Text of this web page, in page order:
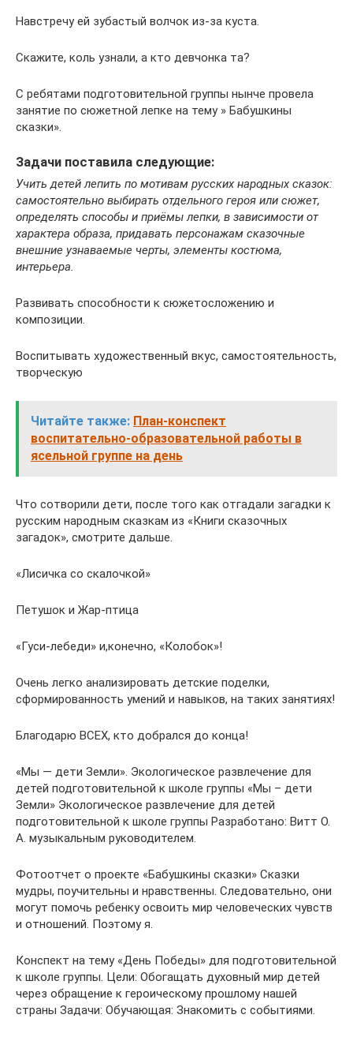
Навстречу ей зубастый волчок из-за куста.
Скажите, коль узнали, а кто девчонка та?
С ребятами подготовительной группы нынче провела
занятие по сюжетной лепке на тему » Бабушкины
сказки».
Задачи поставила следующие:
Учить детей лепить по мотивам русских народных сказок:
самостоятельно выбирать отдельного героя или сюжет,
определять способы и приёмы лепки, в зависимости от
характера образа, придавать персонажам сказочные
внешние узнаваемые черты, элементы костюма,
интерьера.
Развивать способности к сюжетосложению и
композиции.
Воспитывать художественный вкус, самостоятельность,
творческую
Читайте также: План-конспект
воспитательно-образовательной работы в
ясельной группе на день
Что сотворили дети, после того как отгадали загадки к
русским народным сказкам из «Книги сказочных
загадок», смотрите дальше.
«Лисичка со скалочкой»
Петушок и Жар-птица
«Гуси-лебеди» и,конечно, «Колобок»!
Очень легко анализировать детские поделки,
сформированность умений и навыков, на таких занятиях!
Благодарю ВСЕХ, кто добрался до конца!
«Мы — дети Земли». Экологическое развлечение для
детей подготовительной к школе группы «Мы – дети
Земли» Экологическое развлечение для детей
подготовительной к школе группы Разработано: Витт О.
А. музыкальным руководителем.
Фотоотчет о проекте «Бабушкины сказки» Сказки
мудры, поучительны и нравственны. Следовательно, они
могут помочь ребенку освоить мир человеческих чувств
и отношений. Поэтому я.
Конспект на тему «День Победы» для подготовительной
к школе группы. Цели: Обогащать духовный мир детей
через обращение к героическому прошлому нашей
страны Задачи: Обучающая: Знакомить с событиями.